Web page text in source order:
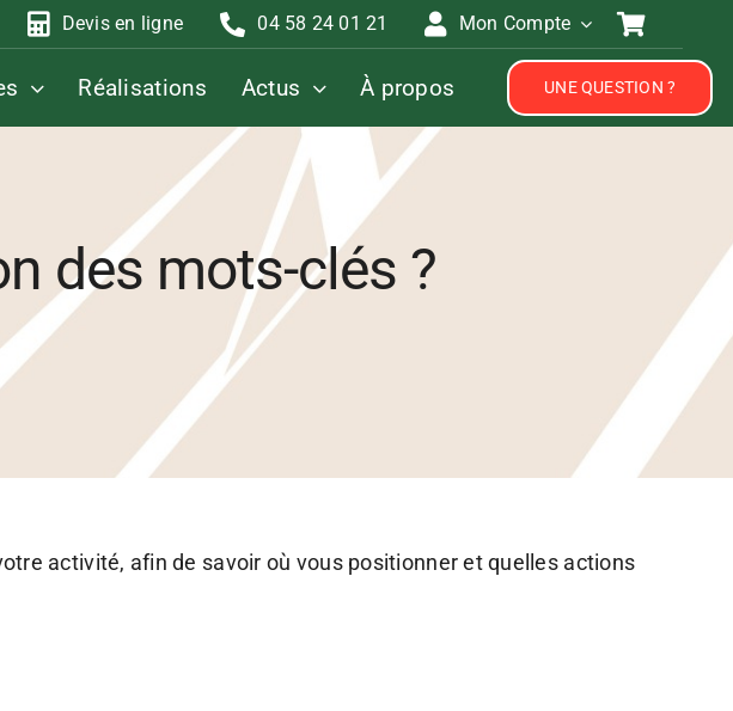
Devis en ligne 04 58 24 01 21 Mon Compte
Réalisations Actus À propos UNE QUESTION ?
des mots-clés ?
activité, afin de savoir où vous positionner et quelles actions